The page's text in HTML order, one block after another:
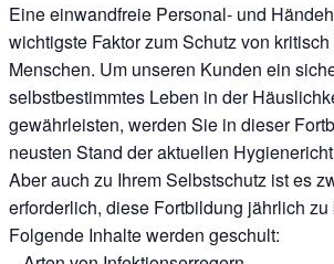
Eine einwandfreie Personal- und
wichtigste Faktor zum Schutz von
Menschen. Um unseren Kunden ein
selbstbestimmtes Leben in der
gewährleisten, werden Sie in dieser
neusten Stand der aktuellen
Aber auch zu Ihrem Selbstschutz ist es
erforderlich, diese Fortbildung jährlich zu
Folgende Inhalte werden geschult: